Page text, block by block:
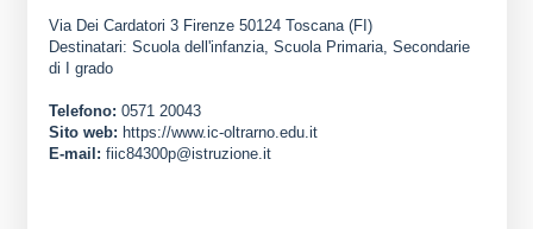
Via Dei Cardatori 3 Firenze 50124 Toscana (FI)
Destinatari: Scuola dell'infanzia, Scuola Primaria, Secondarie
di I grado
Telefono: 0571 20043
Sito web: https://www.ic-oltrarno.edu.it
E-mail: fiic84300p@istruzione.it